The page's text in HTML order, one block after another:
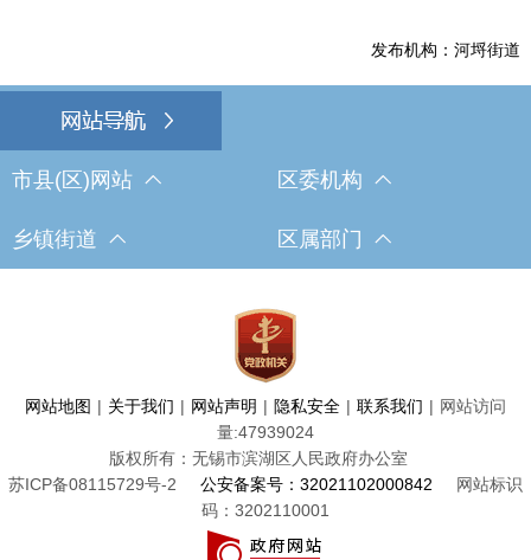
发布机构：河埒街道
市县(区)网站 区委机构
乡镇街道 区属部门
网站地图 | 关于我们 | 网站声明 | 隐私安全 | 联系我们 | 网站访问
量:47939024
版权所有：无锡市滨湖区人民政府办公室
苏ICP备08115729号-2
公安备案号：32021102000842
网站标识
码：3202110001